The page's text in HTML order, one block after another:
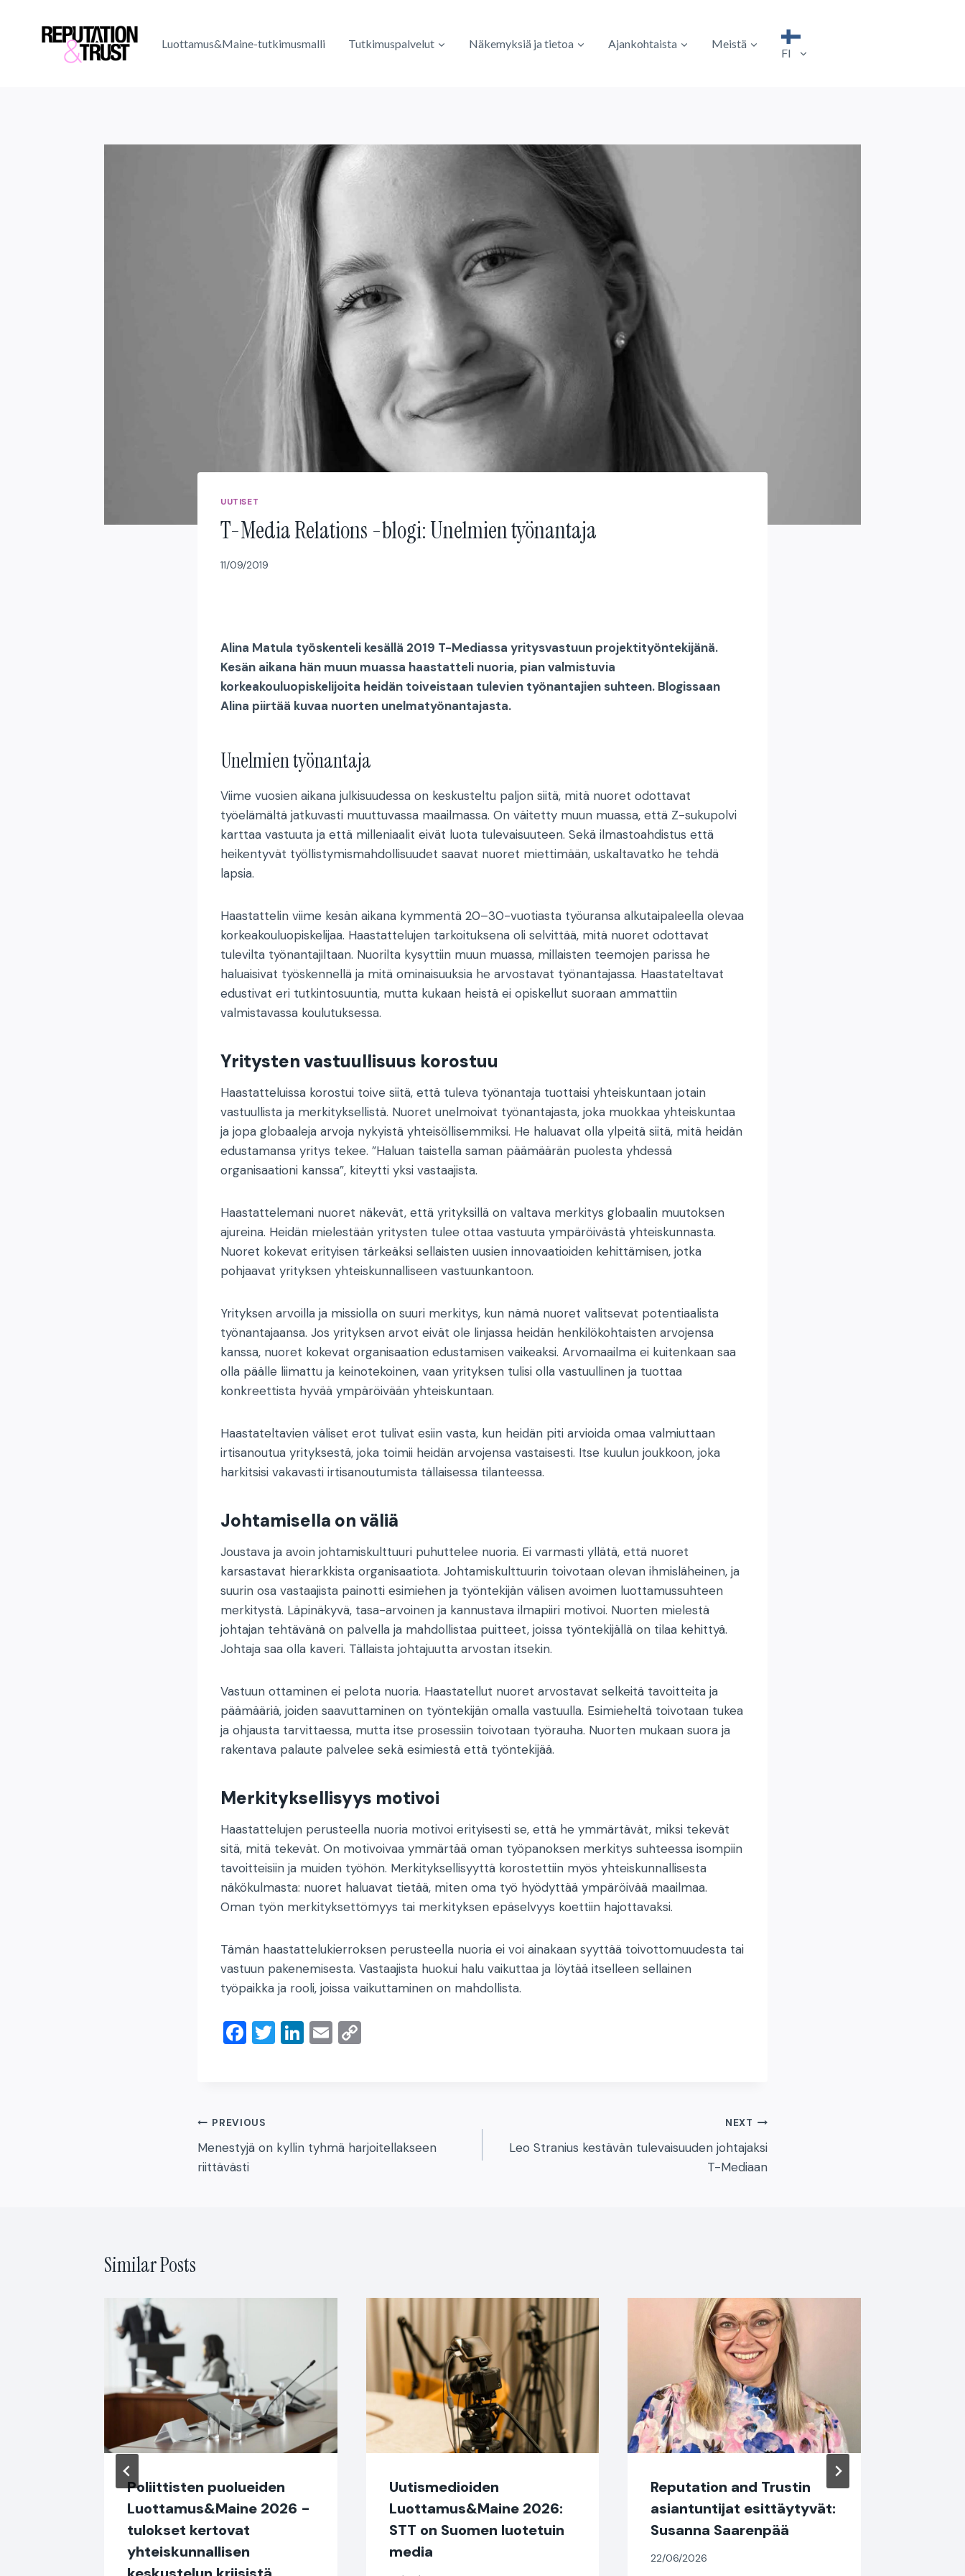
content
Luottamus&Maine-tutkimusmalli Tutkimuspalvelut Näkemyksiä ja tietoa Ajankohtaista Meistä
FI
UUTISET
T-Media Relations -blogi: Unelmien työnantaja
11/09/2019
Alina Matula työskenteli kesällä 2019 T-Mediassa yritysvastuun projektityöntekijänä.
Kesän aikana hän muun muassa haastatteli nuoria, pian valmistuvia
korkeakouluopiskelijoita heidän toiveistaan tulevien työnantajien suhteen. Blogissaan
Alina piirtää kuvaa nuorten unelmatyönantajasta.
Unelmien työnantaja
Viime vuosien aikana julkisuudessa on keskusteltu paljon siitä, mitä nuoret odottavat
työelämältä jatkuvasti muuttuvassa maailmassa. On väitetty muun muassa, että Z-sukupolvi
karttaa vastuuta ja että milleniaalit eivät luota tulevaisuuteen. Sekä ilmastoahdistus että
heikentyvät työllistymismahdollisuudet saavat nuoret miettimään, uskaltavatko he tehdä
lapsia.
Haastattelin viime kesän aikana kymmentä 20–30-vuotiasta työuransa alkutaipaleella olevaa
korkeakouluopiskelijaa. Haastattelujen tarkoituksena oli selvittää, mitä nuoret odottavat
tulevilta työnantajiltaan. Nuorilta kysyttiin muun muassa, millaisten teemojen parissa he
haluaisivat työskennellä ja mitä ominaisuuksia he arvostavat työnantajassa. Haastateltavat
edustivat eri tutkintosuuntia, mutta kukaan heistä ei opiskellut suoraan ammattiin
valmistavassa koulutuksessa.
Yritysten vastuullisuus korostuu
Haastatteluissa korostui toive siitä, että tuleva työnantaja tuottaisi yhteiskuntaan jotain
vastuullista ja merkityksellistä. Nuoret unelmoivat työnantajasta, joka muokkaa yhteiskuntaa
ja jopa globaaleja arvoja nykyistä yhteisöllisemmiksi. He haluavat olla ylpeitä siitä, mitä heidän
edustamansa yritys tekee. ”Haluan taistella saman päämäärän puolesta yhdessä
organisaationi kanssa”, kiteytti yksi vastaajista.
Haastattelemani nuoret näkevät, että yrityksillä on valtava merkitys globaalin muutoksen
ajureina. Heidän mielestään yritysten tulee ottaa vastuuta ympäröivästä yhteiskunnasta.
Nuoret kokevat erityisen tärkeäksi sellaisten uusien innovaatioiden kehittämisen, jotka
pohjaavat yrityksen yhteiskunnalliseen vastuunkantoon.
Yrityksen arvoilla ja missiolla on suuri merkitys, kun nämä nuoret valitsevat potentiaalista
työnantajaansa. Jos yrityksen arvot eivät ole linjassa heidän henkilökohtaisten arvojensa
kanssa, nuoret kokevat organisaation edustamisen vaikeaksi. Arvomaailma ei kuitenkaan saa
olla päälle liimattu ja keinotekoinen, vaan yrityksen tulisi olla vastuullinen ja tuottaa
konkreettista hyvää ympäröivään yhteiskuntaan.
Haastateltavien väliset erot tulivat esiin vasta, kun heidän piti arvioida omaa valmiuttaan
irtisanoutua yrityksestä, joka toimii heidän arvojensa vastaisesti. Itse kuulun joukkoon, joka
harkitsisi vakavasti irtisanoutumista tällaisessa tilanteessa.
Johtamisella on väliä
Joustava ja avoin johtamiskulttuuri puhuttelee nuoria. Ei varmasti yllätä, että nuoret
karsastavat hierarkkista organisaatiota. Johtamiskulttuurin toivotaan olevan ihmisläheinen, ja
suurin osa vastaajista painotti esimiehen ja työntekijän välisen avoimen luottamussuhteen
merkitystä. Läpinäkyvä, tasa-arvoinen ja kannustava ilmapiiri motivoi. Nuorten mielestä
johtajan tehtävänä on palvella ja mahdollistaa puitteet, joissa työntekijällä on tilaa kehittyä.
Johtaja saa olla kaveri. Tällaista johtajuutta arvostan itsekin.
Vastuun ottaminen ei pelota nuoria. Haastatellut nuoret arvostavat selkeitä tavoitteita ja
päämääriä, joiden saavuttaminen on työntekijän omalla vastuulla. Esimieheltä toivotaan tukea
ja ohjausta tarvittaessa, mutta itse prosessiin toivotaan työrauha. Nuorten mukaan suora ja
rakentava palaute palvelee sekä esimiestä että työntekijää.
Merkityksellisyys motivoi
Haastattelujen perusteella nuoria motivoi erityisesti se, että he ymmärtävät, miksi tekevät
sitä, mitä tekevät. On motivoivaa ymmärtää oman työpanoksen merkitys suhteessa isompiin
tavoitteisiin ja muiden työhön. Merkityksellisyyttä korostettiin myös yhteiskunnallisesta
näkökulmasta: nuoret haluavat tietää, miten oma työ hyödyttää ympäröivää maailmaa.
Oman työn merkityksettömyys tai merkityksen epäselvyys koettiin hajottavaksi.
Tämän haastattelukierroksen perusteella nuoria ei voi ainakaan syyttää toivottomuudesta tai
vastuun pakenemisesta. Vastaajista huokui halu vaikuttaa ja löytää itselleen sellainen
työpaikka ja rooli, joissa vaikuttaminen on mahdollista.
F
b
o
o
T Li
n
E
n
Artikkelien
selaus
PREVIOUS
Menestyjä on kyllin tyhmä harjoitellakseen
riittävästi
NEXT
Leo Stranius kestävän tulevaisuuden johtajaksi
T-Mediaan
Similar Posts
Poliittisten puolueiden
Luottamus&Maine 2026 -
tulokset kertovat
yhteiskunnallisen
Uutismedioiden
Luottamus&Maine 2026:
STT on Suomen luotetuin
media
Reputation and Trustin
asiantuntijat esittäytyvät:
Susanna Saarenpää
22/06/2026